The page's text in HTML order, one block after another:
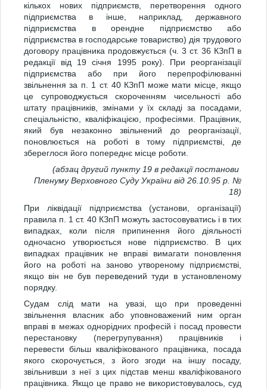
кількох нових підприємств, перетворення одного
підприємства в інше, наприклад, державного
підприємства в орендне підприємство або
підприємства в господарське товариство) дія трудового
договору працівника продовжується (ч. 3 ст. 36 КЗпП в
редакції від 19 січня 1995 року). При реорганізації
підприємства або при його перепрофілюванні
звільнення за п. 1 ст. 40 КЗпП може мати місце, якщо
це супроводжується скороченням чисельності або
штату працівників, змінами у їх складі за посадами,
спеціальністю, кваліфікацією, професіями. Працівник,
який був незаконно звільнений до реорганізації,
поновлюється на роботі в тому підприємстві, де
збереглося його попереднє місце роботи.
(абзац другий пункту 19 в редакції постанови
Пленуму Верховного Суду України від 26.10.95 р. №
18)
При ліквідації підприємства (установи, організації)
правила п. 1 ст. 40 КЗпП можуть застосовуватись і в тих
випадках, коли після припинення його діяльності
одночасно утворюється нове підприємство. В цих
випадках працівник не вправі вимагати поновлення
його на роботі на заново утвореному підприємстві,
якщо він не був переведений туди в установленому
порядку.
Судам слід мати на увазі, що при проведенні
звільнення власник або уповноважений ним орган
вправі в межах однорідних професій і посад провести
перестановку (перегрупування) працівників і
перевести більш кваліфікованого працівника, посада
якого скорочується, з його згоди на іншу посаду,
звільнивши з неї з цих підстав менш кваліфікованого
працівника. Якщо це право не використовувалось, суд